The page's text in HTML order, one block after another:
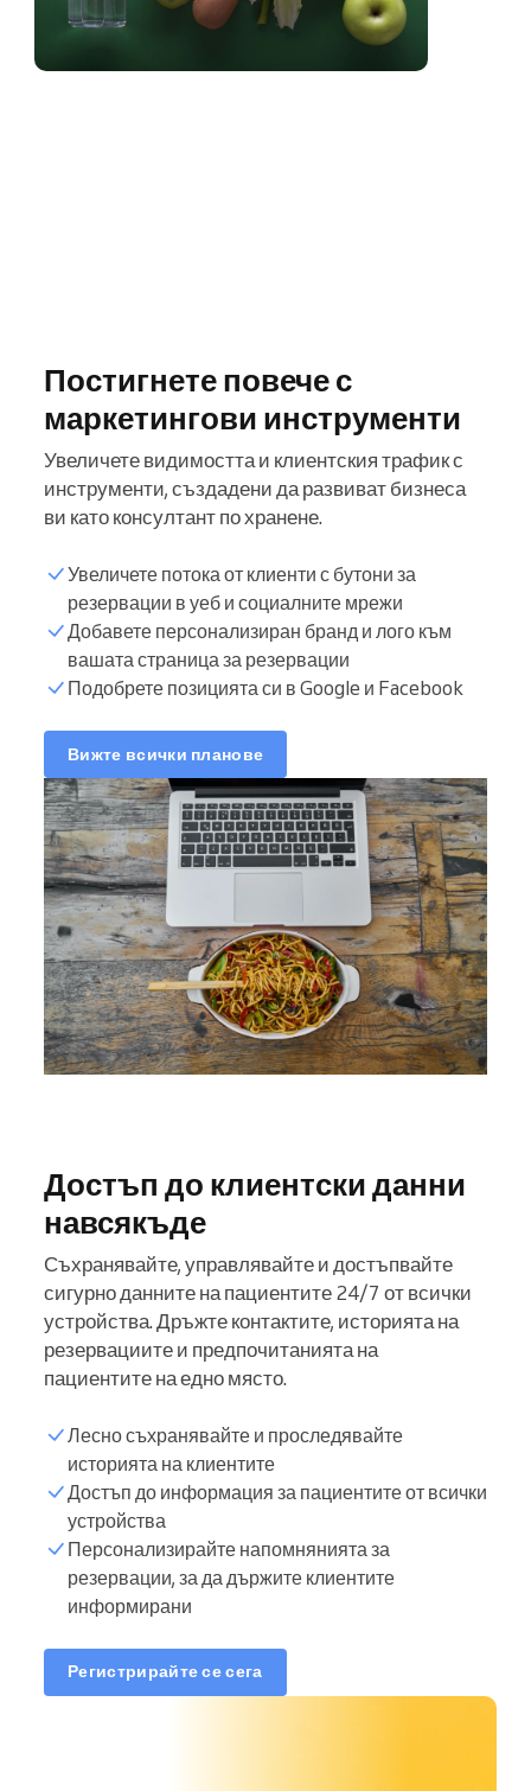
Постигнете повече с
маркетингови инструменти
Увеличете видимостта и клиентския трафик с
инструменти, създадени да развиват бизнеса
ви като консултант по хранене.
Увеличете потока от клиенти с бутони за
резервации в уеб и социалните мрежи
Добавете персонализиран бранд и лого към
вашата страница за резервации
Подобрете позицията си в Google и Facebook
Вижте всички планове
Достъп до клиентски данни
навсякъде
Съхранявайте, управлявайте и достъпвайте
сигурно данните на пациентите 24/7 от всички
устройства. Дръжте контактите, историята на
резервациите и предпочитанията на
пациентите на едно място.
Лесно съхранявайте и проследявайте
историята на клиентите
Достъп до информация за пациентите от всички
устройства
Персонализирайте напомнянията за
резервации, за да държите клиентите
информирани
Регистрирайте се сега